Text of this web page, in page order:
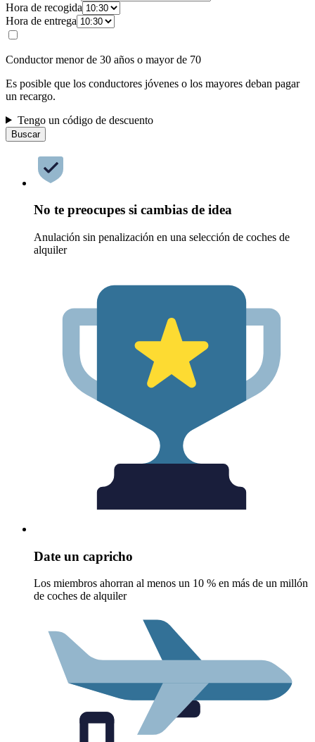
Hora de recogida
Hora de entrega
Conductor menor de 30 años o mayor de 70
Es posible que los conductores jóvenes o los mayores deban pagar
un recargo.
Tengo un código de descuento
Buscar
No te preocupes si cambias de idea
Anulación sin penalización en una selección de coches de
alquiler
Date un capricho
Los miembros ahorran al menos un 10 % en más de un millón
de coches de alquiler